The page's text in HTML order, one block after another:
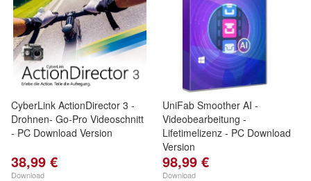
CyberLink ActionDirector 3 -
Drohnen- Go-Pro Videoschnitt
- PC Download Version
38,99 €
Download
UniFab Smoother AI -
Videobearbeitung -
Lifetimelizenz - PC Download
Version
98,99 €
Download